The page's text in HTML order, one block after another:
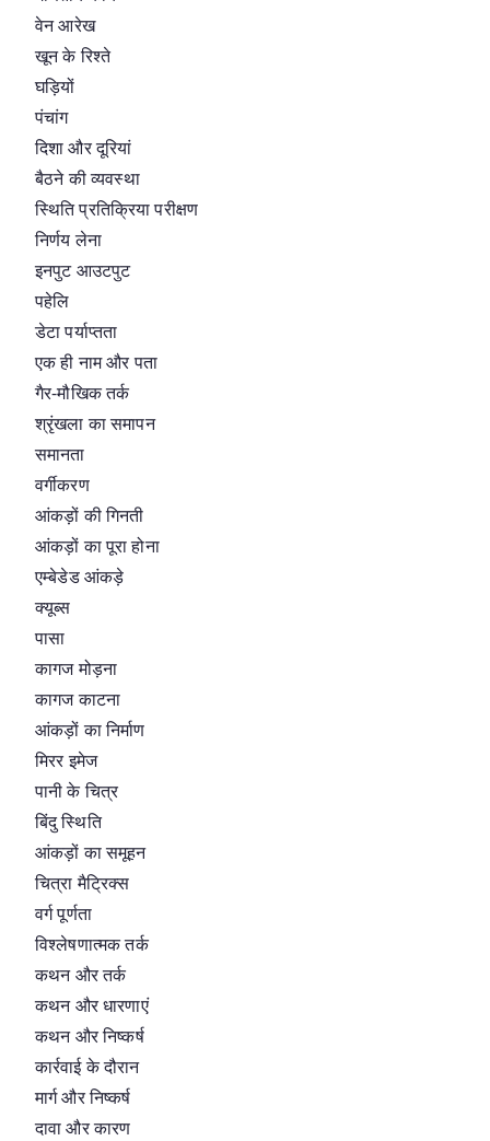
वेन आरेख
खून के रिश्ते
घड़ियों
पंचांग
दिशा और दूरियां
बैठने की व्यवस्था
स्थिति प्रतिक्रिया परीक्षण
निर्णय लेना
इनपुट आउटपुट
पहेलि
डेटा पर्याप्तता
एक ही नाम और पता
गैर-मौखिक तर्क
श्रृंखला का समापन
समानता
वर्गीकरण
आंकड़ों की गिनती
आंकड़ों का पूरा होना
एम्बेडेड आंकड़े
क्यूब्स
पासा
कागज मोड़ना
कागज काटना
आंकड़ों का निर्माण
मिरर इमेज
पानी के चित्र
बिंदु स्थिति
आंकड़ों का समूहन
चित्रा मैट्रिक्स
वर्ग पूर्णता
विश्लेषणात्मक तर्क
कथन और तर्क
कथन और धारणाएं
कथन और निष्कर्ष
कार्रवाई के दौरान
मार्ग और निष्कर्ष
दावा और कारण